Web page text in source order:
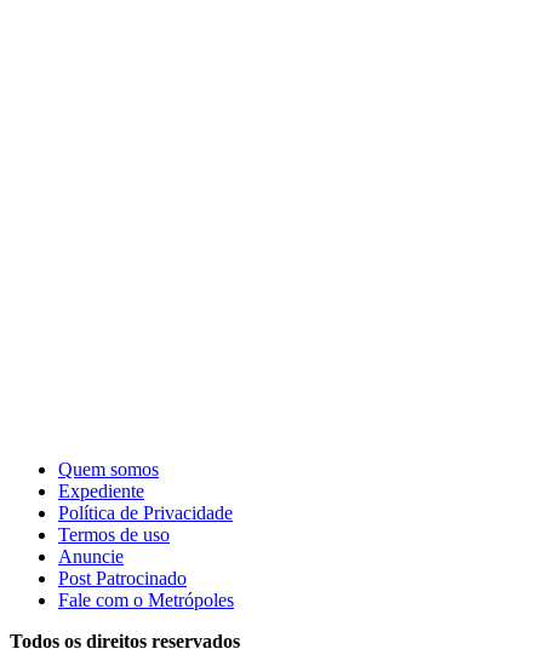
Quem somos
Expediente
Política de Privacidade
Termos de uso
Anuncie
Post Patrocinado
Fale com o Metrópoles
Todos os direitos reservados